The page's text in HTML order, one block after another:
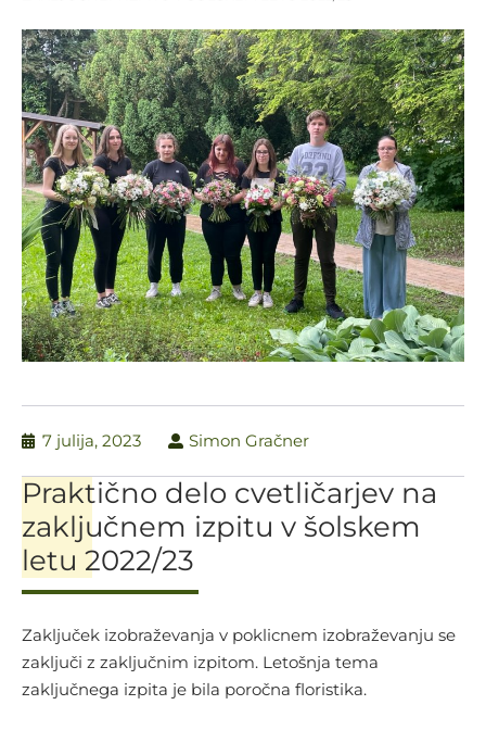
7 julija, 2023 Simon Gračner
Praktično delo cvetličarjev na
zaključnem izpitu v šolskem
letu 2022/23
Zaključek izobraževanja v poklicnem izobraževanju se
zaključi z zaključnim izpitom. Letošnja tema
zaključnega izpita je bila poročna floristika.